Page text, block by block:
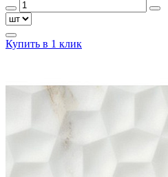
Купить в 1 клик